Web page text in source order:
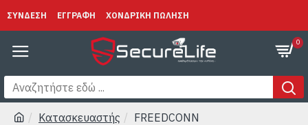
ΣΥΝΔΕΣΗ ΕΓΓΡΑΦΗ ΧΟΝΔΡΙΚΗ ΠΩΛΗΣΗ
0
Κατασκευαστής FREEDCONN